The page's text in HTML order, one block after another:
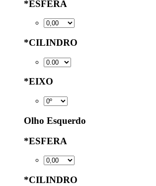
*ESFERA
*CILINDRO
*EIXO
Olho Esquerdo
*ESFERA
*CILINDRO